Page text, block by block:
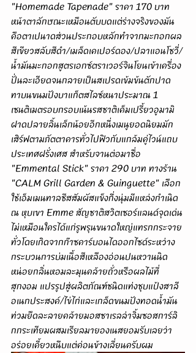
"Homemade Tapenade" ราคา 170 บาท
หน้าตาลักษณะเหมือนตับบดแต่ร่างจริงของมัน
คือตาเปนาดส่วนประกอบหลักทำจากมะกอกผล
สีเขียวสลับสีดำ/เมล็ดเคเปอร์ดอง/ปลาแอนโชวี่/
น้ำมันมะกอกสูตรเอกซ์ตราเวอร์จินโยนเข้าเครื่อง
ปั่นละเอียดจนกลายเป็นสเปรดเข้มข้นตักปาด
ทาบนขนมปังบาแก็ตสไลซ์หนาประมาณ 1
เซนติเมตรอบกรอบเน้นรสชาติเค็มเปรี้ยวอูมามิ
ฝาดปลายลิ้นเล็กน้อยอีกหนึ่งเมนูยอดนิยมมัก
เสิร์ฟตามภัตตาคารทั่วไปฟิวกับแกล้มคู่ไวน์แถบ
ประเทศฝรั่งเศส สำหรับจานต่อมาชื่อ
"Emmental Stick" ราคา 290 บาท ทางร้าน
"CALM Grill Garden & Guinguette" เลือก
ใช้เอ็มเมนทาลชีสสัมผัสแข็งกึ่งนุ่มมีแหล่งกำเนิด
ณ หุบเขา Emme สัญชาติสวิตเซอร์แลนด์จุดเด่น
ไม่เหมือนใครได้แก่รูพรุนขนาดใหญ่แทรกกระจาย
ทั่วโดยเกิดจากก๊าซคาร์บอนไดออกไซด์ระหว่าง
กระบวนการบ่มเนื้อสีเหลืองอ่อนปนหวานนิด
หน่อยกลิ่นหอมละมุนคล้ายถั่วหรือผลไม้ที่
สุกงอม แปรรูปสู่ผลิตภัณฑ์ชนิดแท่งชุบแป้งสาลี
อเนกประสงค์/ไข่ไก่และเกล็ดขนมปังทอดน้ำมัน
ท่วมยืดละลายคล้ายมอสซาเรลล่าจิ้มซอสการ์ลิ
กกระเทียมผสมเรียลมายองเนสยอมรับเลยว่า
อร่อยเคี้ยวหนึบแต่ค่อนข้างเลี่ยนครับผม